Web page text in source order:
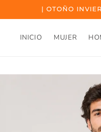
| OTOÑO
INICIO MUJER